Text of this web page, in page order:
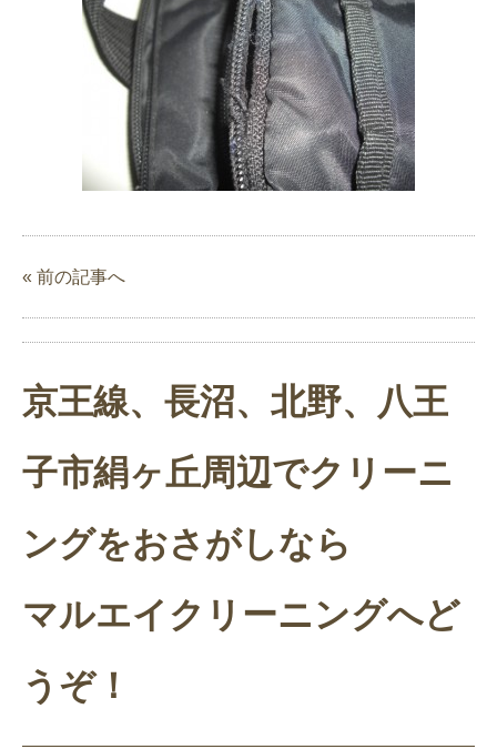
« 前の記事へ
京王線、長沼、北野、八王
子市絹ヶ丘周辺でクリーニ
ングをおさがしなら
マルエイクリーニングへど
うぞ！